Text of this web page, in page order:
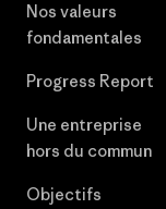
Nos valeurs
fondamentales
Progress Report
Une entreprise
hors du commun
Objectifs